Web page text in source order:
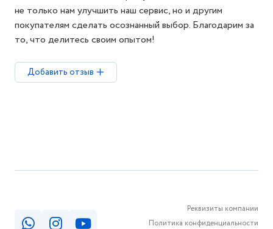
не только нам улучшить наш сервис, но и другим
покупателям сделать осознанный выбор. Благодарим за
то, что делитесь своим опытом!
Добавить отзыв
Реквизиты компании
Политика конфиденциальности